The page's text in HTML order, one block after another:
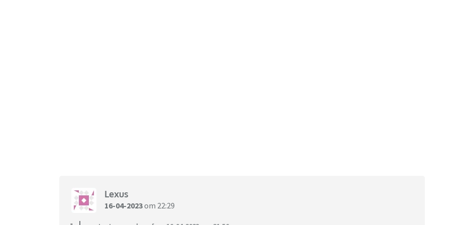
Lexus
16-04-2023om 22:29